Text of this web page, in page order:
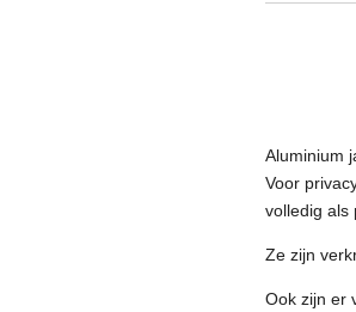
Aluminium
Voor
volledig als
Ze zijn
Ook zijn er